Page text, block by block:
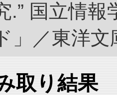
.” 国立情
」／東洋
取り結果